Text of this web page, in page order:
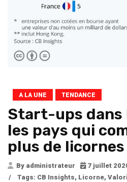
A LA UNE TENDANCE
Start-ups dans
les pays qui
plus de licornes
By administrateur
7 juillet
/
Tags: CB Insights, Licorne,